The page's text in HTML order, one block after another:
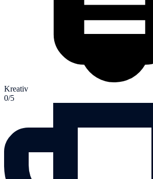
Kreativ
0/5